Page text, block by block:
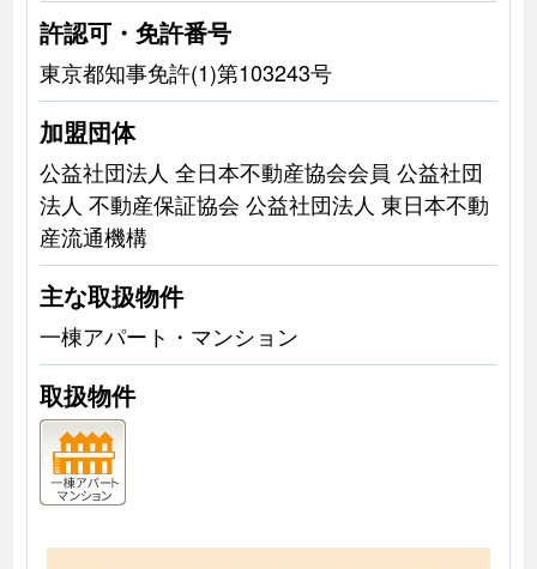
許認可・免許番号
東京都知事免許(1)第103243号
加盟団体
公益社団法人 全日本不動産協会会員 公益社団
法人 不動産保証協会 公益社団法人 東日本不動
産流通機構
主な取扱物件
一棟アパート・マンション
取扱物件